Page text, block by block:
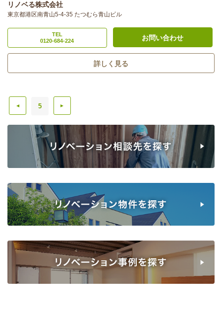
リノベる株式会社
東京都港区南青山5-4-35 たつむら青山ビル
TEL
0120-684-224
お問い合わせ
詳しく見る
▲ 5 ▲